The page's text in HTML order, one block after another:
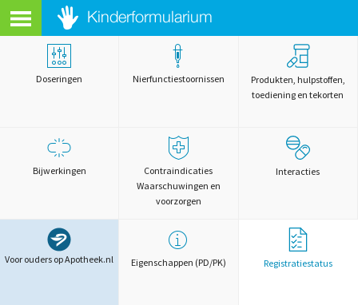
Doseringen Nierfunctiestoornissen
Produkten, hulpstoffen,
toediening en tekorten
Bijwerkingen
Contraindicaties
Waarschuwingen en
voorzorgen
Interacties
Voor ouders op Apotheek.nl Eigenschappen (PD/PK) Registratiestatus